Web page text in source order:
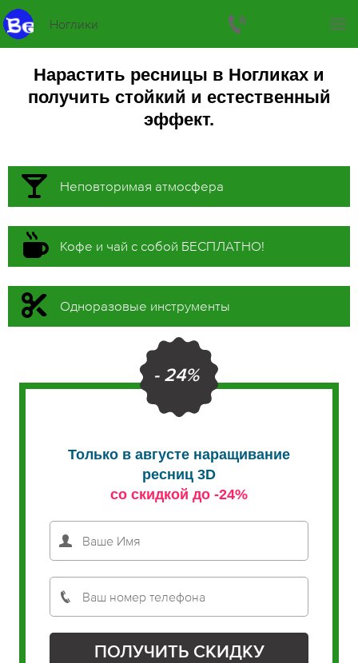
Ноглики
Нарастить ресницы в Ногликах и
получить стойкий и естественный
эффект.
Неповторимая атмосфера
Кофе и чай с собой БЕСПЛАТНО!
Одноразовые инструменты
- 24%
Только в августе наращивание
ресниц 3D
со скидкой до -24%